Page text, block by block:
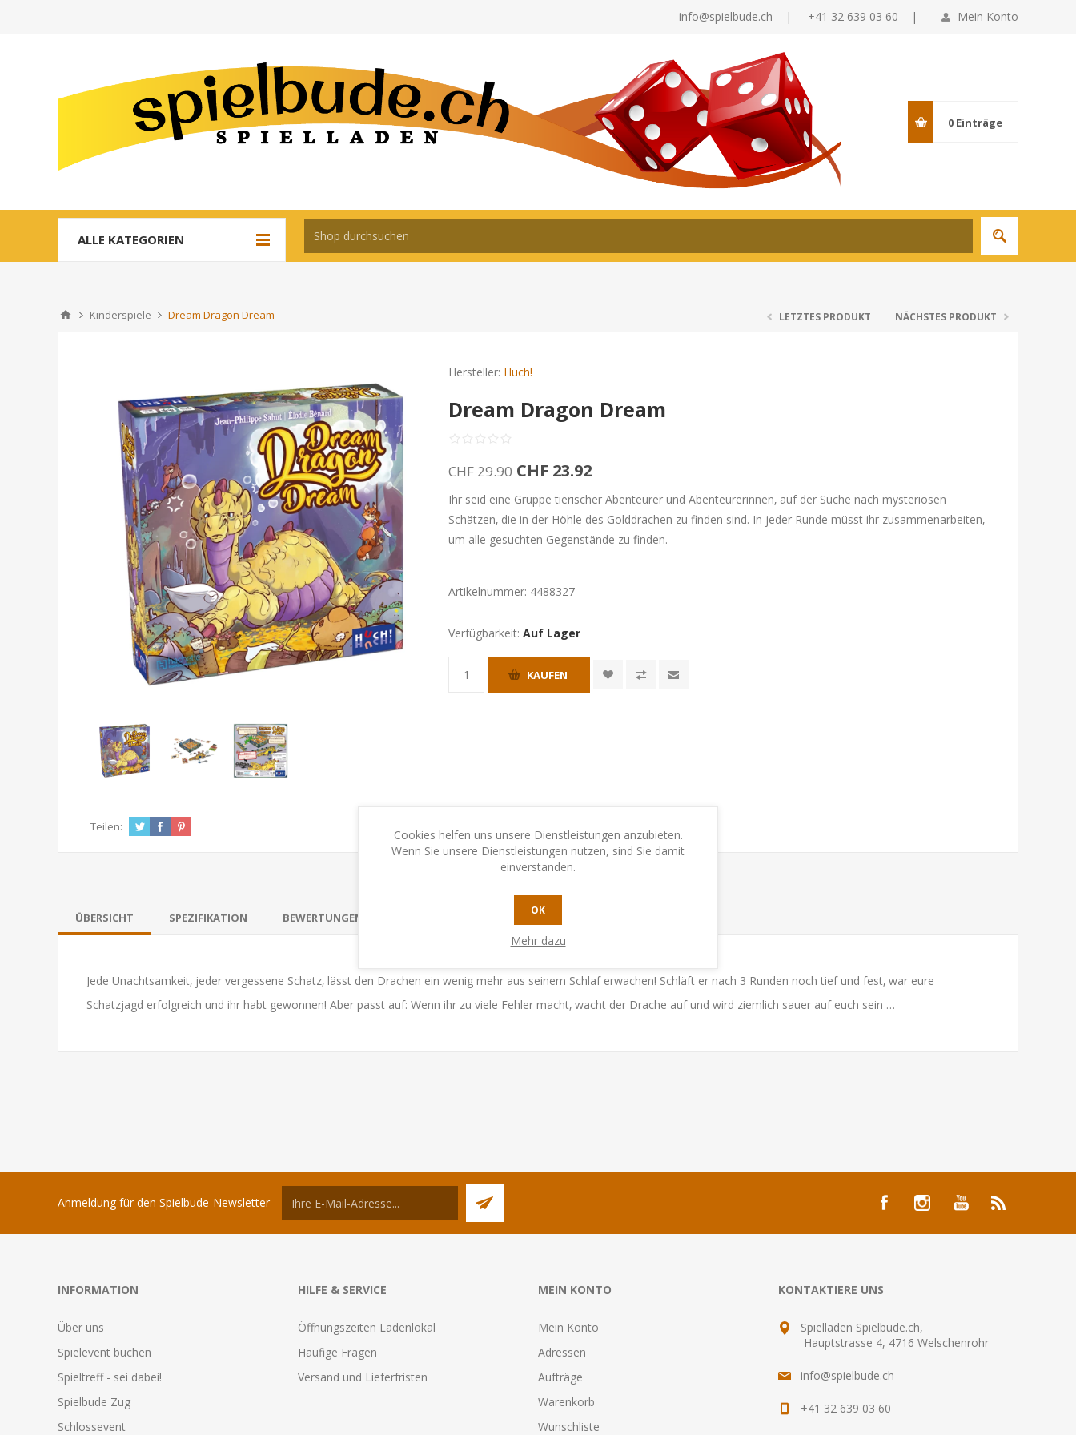
Mein Konto
info@spielbude.ch | +41 32 639 03 60 |
0 Einträge
ALLE KATEGORIEN
Kinderspiele Dream Dragon Dream LETZTES PRODUKT NÄCHSTES PRODUKT
Hersteller: Huch!
Dream Dragon Dream
CHF 29.90 CHF 23.92
Ihr seid eine Gruppe tierischer Abenteurer und Abenteurerinnen‚ auf der Suche nach mysteriösen
Schätzen‚ die in der Höhle des Golddrachen zu finden sind. In jeder Runde müsst ihr zusammenarbeiten‚
um alle gesuchten Gegenstände zu finden.
Artikelnummer: 4488327
Verfügbarkeit: Auf Lager
KAUFEN
Teilen:
ÜBERSICHT SPEZIFIKATION BEWERTUNGEN
Jede Unachtsamkeit‚ jeder vergessene Schatz‚ lässt den Drachen ein wenig mehr aus seinem Schlaf erwachen! Schläft er nach 3 Runden noch tief und fest‚ war eure
Schatzjagd erfolgreich und ihr habt gewonnen! Aber passt auf: Wenn ihr zu viele Fehler macht‚ wacht der Drache auf und wird ziemlich sauer auf euch sein …
Anmeldung für den Spielbude-Newsletter
INFORMATION
Über uns
Spielevent buchen
Spieltreff - sei dabei!
Spielbude Zug
Schlossevent
HILFE & SERVICE
Öffnungszeiten Ladenlokal
Häufige Fragen
Versand und Lieferfristen
MEIN KONTO
Mein Konto
Adressen
Aufträge
Warenkorb
Wunschliste
KONTAKTIERE UNS
Spielladen Spielbude.ch,
Hauptstrasse 4, 4716 Welschenrohr
info@spielbude.ch
+41 32 639 03 60
Cookies helfen uns unsere Dienstleistungen anzubieten.
Wenn Sie unsere Dienstleistungen nutzen, sind Sie damit
einverstanden.
OK
Mehr dazu